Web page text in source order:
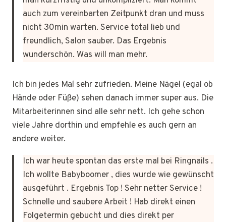
auch zum vereinbarten Zeitpunkt dran und muss
nicht 30min warten. Service total lieb und
freundlich, Salon sauber. Das Ergebnis
wunderschön. Was will man mehr.
Ich bin jedes Mal sehr zufrieden. Meine Nägel (egal ob
Hände oder Füße) sehen danach immer super aus. Die
Mitarbeiterinnen sind alle sehr nett. Ich gehe schon
viele Jahre dorthin und empfehle es auch gern an
andere weiter.
Ich war heute spontan das erste mal bei Ringnails .
Ich wollte Babyboomer , dies wurde wie gewünscht
ausgeführt . Ergebnis Top ! Sehr netter Service !
Schnelle und saubere Arbeit ! Hab direkt einen
Folgetermin gebucht und dies direkt per